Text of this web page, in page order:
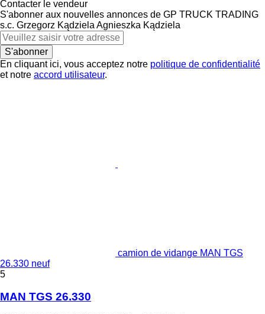
Contacter le vendeur
S'abonner aux nouvelles annonces de GP TRUCK TRADING
s.c. Grzegorz Kądziela Agnieszka Kądziela
S'abonner
En cliquant ici, vous acceptez notre politique de confidentialité
et notre accord utilisateur.
camion de vidange MAN TGS
26.330 neuf
5
MAN TGS 26.330